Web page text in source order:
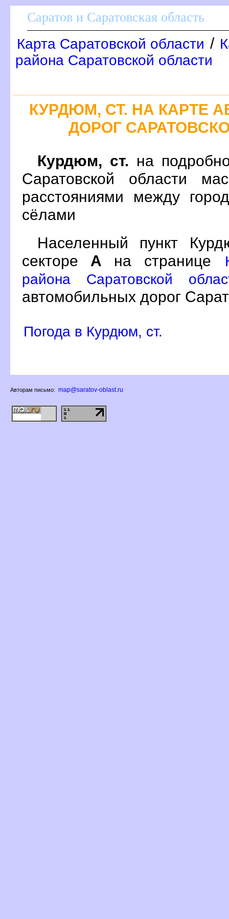
Саратов и Саратовская область
Карта Саратовской области /
района Саратовской области
КУРДЮМ, СТ. НА КАРТЕ
ДОРОГ
Курдюм, ст. на
Саратовской области
расстояниями между
сёлами
Населенный пункт
секторе А на странице
района Саратовской
автомобильных дорог
Погода в Курдюм, ст.
Авторам письмо: map@saratov-oblast.ru